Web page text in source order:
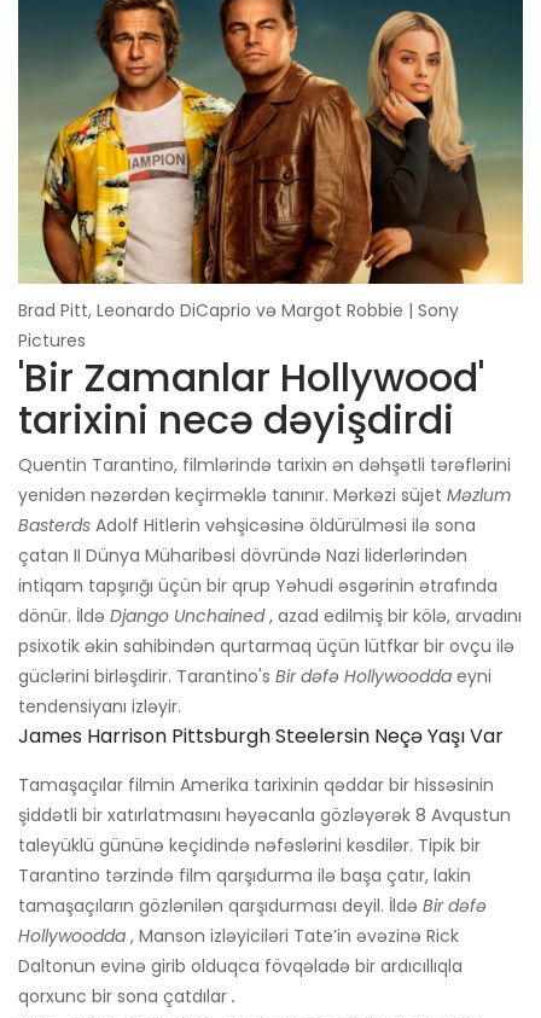
Brad Pitt, Leonardo DiCaprio və Margot Robbie | Sony
Pictures
'Bir Zamanlar Hollywood'
tarixini necə dəyişdirdi
Quentin Tarantino, filmlərində tarixin ən dəhşətli tərəflərini
yenidən nəzərdən keçirməklə tanınır. Mərkəzi süjet Məzlum
Basterds Adolf Hitlerin vəhşicəsinə öldürülməsi ilə sona
çatan II Dünya Müharibəsi dövründə Nazi liderlərindən
intiqam tapşırığı üçün bir qrup Yəhudi əsgərinin ətrafında
dönür. İldə Django Unchained, azad edilmiş bir kölə, arvadını
psixotik əkin sahibindən qurtarmaq üçün lütfkar bir ovçu ilə
güclərini birləşdirir. Tarantino's Bir dəfə Hollywoodda eyni
tendensiyanı izləyir.
James Harrison Pittsburgh Steelersin Neçə Yaşı Var
Tamaşaçılar filmin Amerika tarixinin qəddar bir hissəsinin
şiddətli bir xatırlatmasını həyəcanla gözləyərək 8 Avqustun
taleyüklü gününə keçidində nəfəslərini kəsdilər. Tipik bir
Tarantino tərzində film qarşıdurma ilə başa çatır, lakin
tamaşaçıların gözlənilən qarşıdurması deyil. İldə Bir dəfə
Hollywoodda , Manson izləyiciləri Tate’in əvəzinə Rick
Daltonun evinə girib olduqca fövqəladə bir ardıcıllıqla
qorxunc bir sona çatdılar .